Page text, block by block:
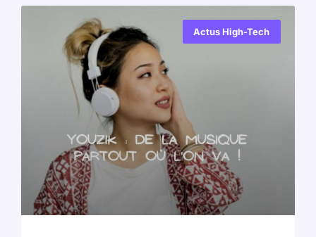
Actus High-Tech